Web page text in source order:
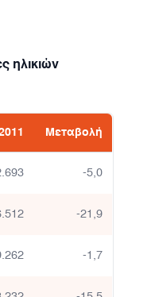
ηλικιών
Μεταβολή
-5,0
-21,9
-1,7